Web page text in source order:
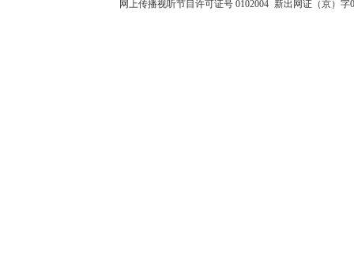
网上传播视听节目许可证号 0102004 新出网证（京）